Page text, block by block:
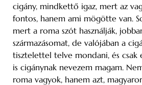
cigány, mindkettő igaz, mert az
fontos, hanem ami mögötte van.
mert a roma szót használják,
származásomat, de valójában a
tisztelettel telve mondani, és csak
is cigánynak nevezem magam.
roma vagyok, hanem azt,